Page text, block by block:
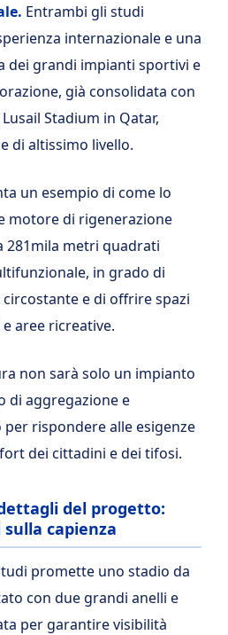
Entrambi gli studi
internazionale e una
dei grandi impianti sportivi e
già consolidata con
Stadium in Qatar,
di altissimo livello.
un esempio di come lo
motore di rigenerazione
281mila metri quadrati
in grado di
e di offrire spazi
aree ricreative.
non sarà solo un impianto
di aggregazione e
rispondere alle esigenze
dei cittadini e dei tifosi.
del progetto:
capienza
promette uno stadio da
con due grandi anelli e
per garantire visibilità